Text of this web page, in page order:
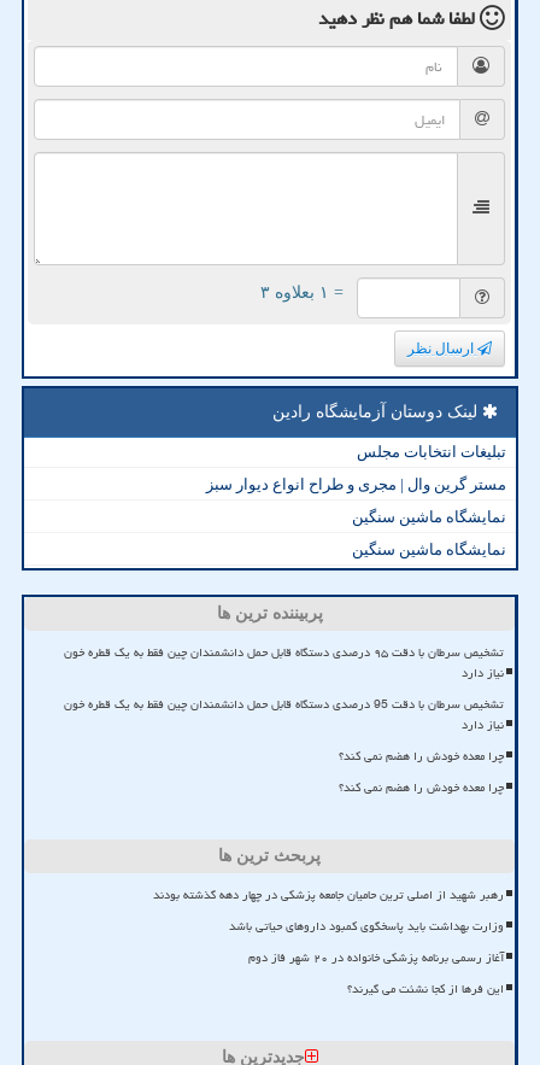
لطفا شما همنظر دهید
= ۱ بعلاوه ۳
ارسال نظر
لینک دوستان آزمایشگاه رادین
تبلیغات انتخابات مجلس
مستر گرین وال | مجری و طراح انواع دیوار سبز
نمایشگاه ماشین سنگین
نمایشگاه ماشین سنگین
پربیننده ترین ها
تشخیص سرطان با دقت ۹۵ درصدی دستگاه قابل حمل دانشمندان چین فقط به یک قطره خون
نیاز دارد
تشخیص سرطان با دقت 95 درصدی دستگاه قابل حمل دانشمندان چین فقط به یک قطره خون
نیاز دارد
چرا معده خودش را هضم نمی کند؟
چرا معده خودش را هضم نمی کند؟
پربحث ترین ها
رهبر شهید از اصلی ترین حامیان جامعه پزشکی در چهار دهه گذشته بودند
وزارت بهداشت باید پاسخگوی کمبود داروهای حیاتی باشد
آغاز رسمی برنامه پزشکی خانواده در ۲۰ شهر فاز دوم
این فرها از کجا نشئت می گیرند؟
جدیدترین ها